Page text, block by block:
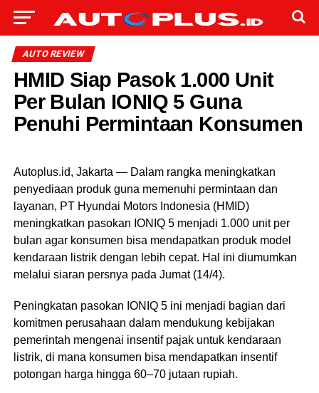
AUTO REVIEW
HMID Siap Pasok 1.000 Unit
Per Bulan IONIQ 5 Guna
Penuhi Permintaan Konsumen
Autoplus.id, Jakarta — Dalam rangka meningkatkan
penyediaan produk guna memenuhi permintaan dan
layanan, PT Hyundai Motors Indonesia (HMID)
meningkatkan pasokan IONIQ 5 menjadi 1.000 unit per
bulan agar konsumen bisa mendapatkan produk model
kendaraan listrik dengan lebih cepat. Hal ini diumumkan
melalui siaran persnya pada Jumat (14/4).
Peningkatan pasokan IONIQ 5 ini menjadi bagian dari
komitmen perusahaan dalam mendukung kebijakan
pemerintah mengenai insentif pajak untuk kendaraan
listrik, di mana konsumen bisa mendapatkan insentif
potongan harga hingga 60–70 jutaan rupiah.